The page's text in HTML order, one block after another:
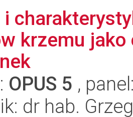
i
krzemu
OPUS 5 ,
dr hab.